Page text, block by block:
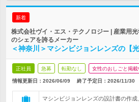
新着
株式会社ヴイ・エス・テクノロジー | 産業用
のシェアを誇るメーカー
＜神奈川＞マシンビジョンレンズの【
正社員 急募 転勤なし 女性のおしごと掲載
情報更新日：2026/06/09 終了予定日： 2026/11/30
マシンビジョンレンズの設計書の作